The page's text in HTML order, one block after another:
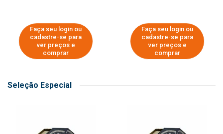
Faça seu login ou
cadastre-se para
ver preços e
comprar
Faça seu login ou
cadastre-se para
ver preços e
comprar
Seleção Especial